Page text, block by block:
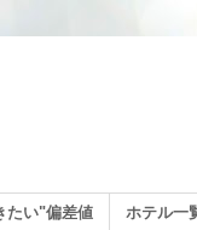
たい"偏差値 ホテル一